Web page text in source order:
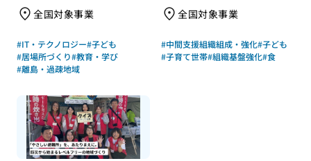
全国対象事業
#IT・テクノロジー#子ども
#居場所づくり#教育・学び
#離島・過疎地域
全国対象事業
#中間支援組織組成・強化#子ども
#子育て世帯#組織基盤強化#食